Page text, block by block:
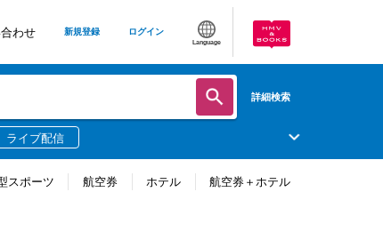
わせ 新規登録 ログイン
Language
詳細検索
ライブ配信
スポーツ 航空券 ホテル 航空券＋ホテル